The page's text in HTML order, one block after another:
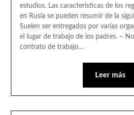
estudios. Las características de los
en Rusia se pueden resumir de la
Suelen ser entregados por varias
el lugar de trabajo de los padres. –
contrato de trabajo…
Leer más